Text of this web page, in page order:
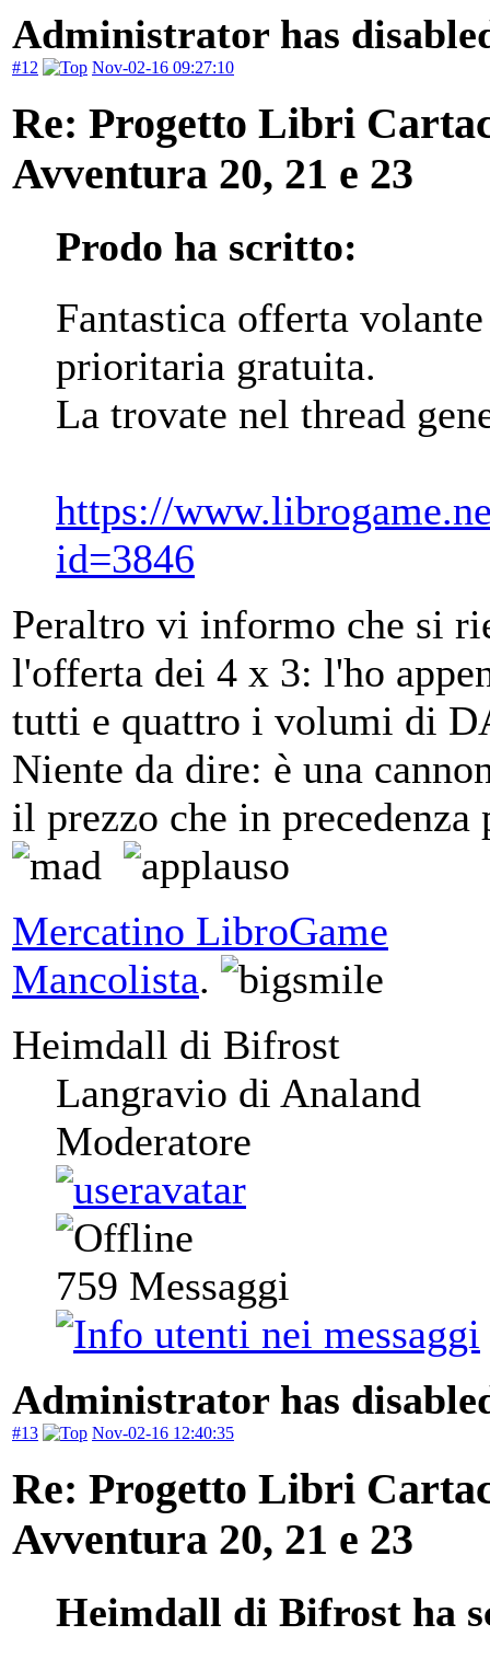
Administrator has
#12 Nov-02-16 09:27:10
Re: Progetto Libri
Avventura 20, 21 e 23
Prodo ha scritto:
Fantastica offerta
prioritaria gratuita.
La trovate nel thread
https://
id=3846
Peraltro vi informo che si
l'offerta dei 4 x 3: l'ho
tutti e quattro i volumi di
Niente da dire: è una
il prezzo che in
Mercatino LibroGame
Mancolista.
Heimdall di Bifrost
Langravio di Analand
Moderatore
759 Messaggi
Administrator has
#13 Nov-02-16 12:40:35
Re: Progetto Libri
Avventura 20, 21 e 23
Heimdall di Bifrost ha